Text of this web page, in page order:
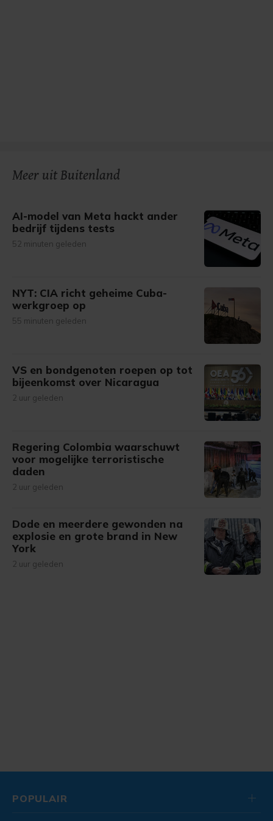
Meer uit Buitenland
AI-model van Meta hackt ander
bedrijf tijdens tests
52 minuten geleden
NYT: CIA richt geheime Cuba-
werkgroep op
55 minuten geleden
VS en bondgenoten roepen op tot
bijeenkomst over Nicaragua
2 uur geleden
Regering Colombia waarschuwt
voor mogelijke terroristische
daden
2 uur geleden
Dode en meerdere gewonden na
explosie en grote brand in New
York
2 uur geleden
POPULAIR